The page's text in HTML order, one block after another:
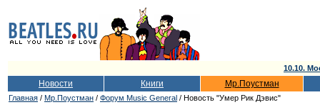
10.10.
Новости Книги Мр.Поустман
Главная / Мр.Поустман / Форум Music General / Новость "Умер Рик Дэвис"